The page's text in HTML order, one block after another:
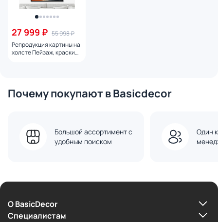
27 999 ₽ 55 998 ₽
Репродукция картины на
холсте Пейзаж, краски
Почему покупают в Basicdecor
Большой ассортимент с
удобным поиском
Один
О BasicDecor
Cпециалистам